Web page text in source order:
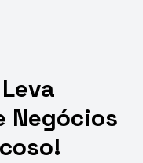
Negócios